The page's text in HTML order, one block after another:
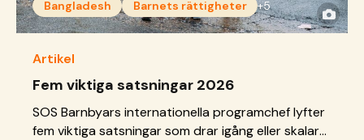
Bangladesh Barnets rättigheter +5
Artikel
Fem viktiga satsningar 2026
SOS Barnbyars internationella programchef lyfter
fem viktiga satsningar som drar igång eller skalar